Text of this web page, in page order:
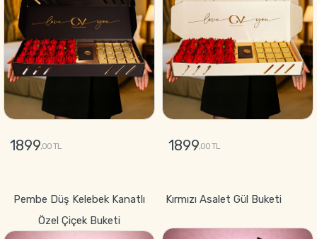
1899,00 TL 1899,00 TL
Pembe Düş Kelebek Kanatlı
Özel Çiçek Buketi
Kırmızı Asalet Gül Buketi